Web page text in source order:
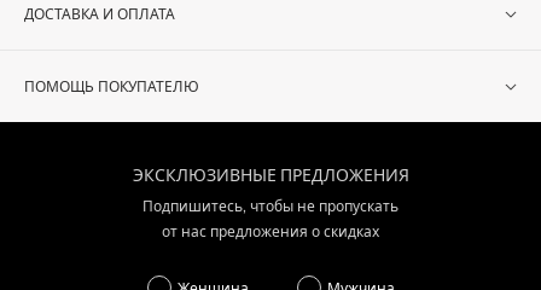
ДОСТАВКА И ОПЛАТА
ПОМОЩЬ ПОКУПАТЕЛЮ
ЭКСКЛЮЗИВНЫЕ ПРЕДЛОЖЕНИЯ
Подпишитесь, чтобы не пропускать
от нас предложения о скидках